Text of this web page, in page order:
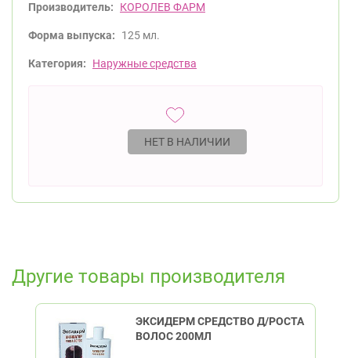
Производитель: КОРОЛЕВ ФАРМ
Форма выпуска: 125 мл.
Категория: Наружные средства
НЕТ В НАЛИЧИИ
Другие товары производителя
ЭКСИДЕРМ СРЕДСТВО Д/РОСТА
ВОЛОС 200МЛ